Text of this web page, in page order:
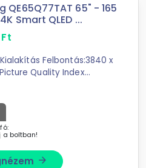
QE65Q77TAT 65" - 165
Smart QLED ...
Ft
Felbontás:3840 x
Quality Index
...
a boltban!
arrow_forward